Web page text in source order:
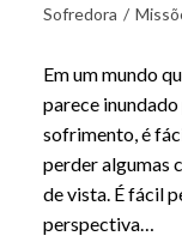
Sofredora /
Em um mundo
parece
sofrimento, é
perder algumas
de vista. É fácil
perspectiva…